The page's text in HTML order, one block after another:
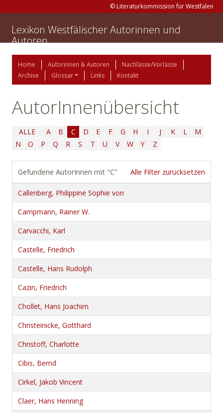
© Literaturkommission für Westfalen
Lexikon Westfälischer Autorinnen und
Autoren
Home Autorinnen & Autoren
Nachlässe/Vorlässe
Archive
Glossar Links Kontakt
AutorInnenübersicht
ALLE A B C D E F G H I J K L
M
N
O P Q R S T U V W Y Z
Alle Filter zurücksetzen
Gefundene AutorInnen mit "C"
Callenberg, Philippine Sophie von
Campmann, Rainer W.
Carvacchi, Karl
Castelle, Friedrich
Castelle, Hans Rudolph
Cazin, Friedrich
Chollet, Hans Joachim
Christeinicke, Gotthard
Christoff, Charlotte
Cibis, Bernd
Cirkel, Jakob Vincent
Claer, Hans Henning